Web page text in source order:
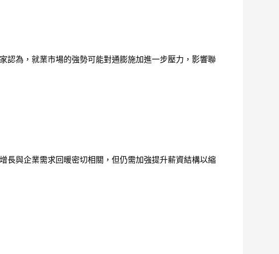
認為，就業市場的強勢可能對通膨施加進一步壓力，影響聯
與企業需求回暖密切相關，但仍需加強提升薪資結構以縮